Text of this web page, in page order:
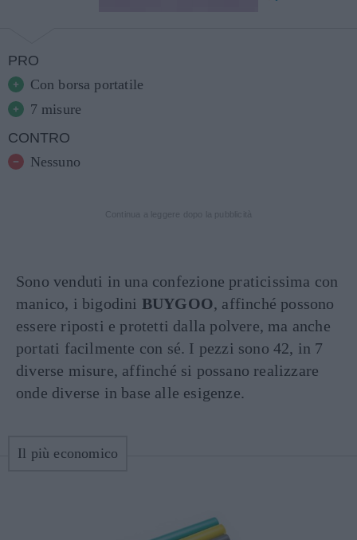
PRO
Con borsa portatile
7 misure
CONTRO
Nessuno
Sono venduti in una confezione praticissima con
manico, i bigodini BUYGOO, affinché possono
essere riposti e protetti dalla polvere, ma anche
portati facilmente con sé. I pezzi sono 42, in 7
diverse misure, affinché si possano realizzare
onde diverse in base alle esigenze.
Il più economico